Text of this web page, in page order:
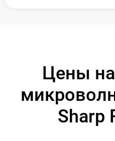
Цены
Sharp